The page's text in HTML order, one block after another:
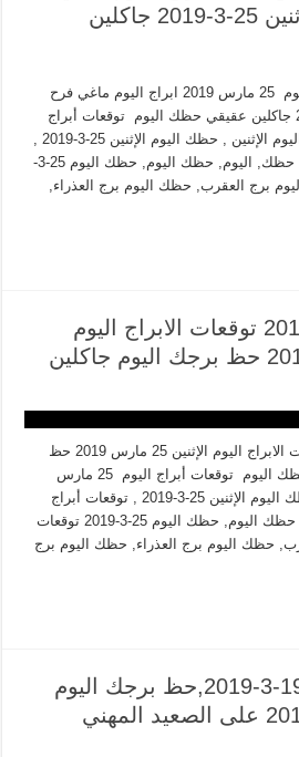
فرح حظك اليوم الإثنين 25-3-2019 جاكلين
حظك اليوم توقعات أبراج اليوم 25 مارس 2019 ابراج اليوم ماغي فرح
حظك اليوم الإثنين 25-3-2019 جاكلين عقيقي حظك اليوم توقعات أبراج
اليوم 25 مارس 2019 ابراج اليوم الإثنين , حظك اليوم الإثنين 25-3-2019 ,
توقعات أبراج اليوم 25 مارس حظك, اليوم, حظك اليوم, حظك اليوم 25-3-
اليوم برج العقرب, حظك اليوم برج العذراء,
حظك اليوم 25-3-2019 توقعات الابراج اليوم
الإثنين 25 مارس 2019 حظ برجك اليوم جاكلين
حظك اليوم 25-3-2019 توقعات الابراج اليوم الإثنين 25 مارس 2019 حظ
برجك اليوم جاكلين عقيقي حظك اليوم توقعات أبراج اليوم 25 مارس
2019 ابراج اليوم الإثنين , حظك اليوم الإثنين 25-3-2019 , توقعات أبراج
اليوم 25 مارس حظك, اليوم, حظك اليوم, حظك اليوم 25-3-2019 توقعات
حظك اليوم برج العذراء, حظك اليوم برج
ابراج اليوم الثلاثاء 19-3-2019,حظ برجك اليوم
الثلاثاء 19 مارس 2019 على الصعيد المهني